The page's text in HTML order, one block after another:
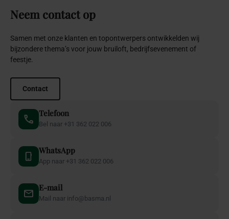
Neem contact op
Samen met onze klanten en topontwerpers ontwikkelden wij
bijzondere thema’s voor jouw bruiloft, bedrijfsevenement of
feestje.
Contact
Telefoon
Bel naar +31 362 022 006
WhatsApp
App naar +31 362 022 006
E-mail
Mail naar info@basma.nl